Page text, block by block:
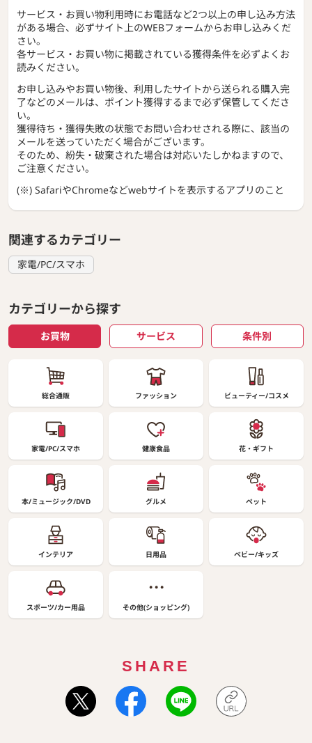
サービス・お買い物利用時にお電話など2つ以上の申し込み方法
がある場合、必ずサイト上のWEBフォームからお申し込みくだ
さい。
各サービス・お買い物に掲載されている獲得条件を必ずよくお
読みください。
お申し込みやお買い物後、利用したサイトから送られる購入完
了などのメールは、ポイント獲得するまで必ず保管してくださ
い。
獲得待ち・獲得失敗の状態でお問い合わせされる際に、該当の
メールを送っていただく場合がございます。
そのため、紛失・破棄された場合は対応いたしかねますので、
ご注意ください。
(※) SafariやChromeなどwebサイトを表示するアプリのこと
関連するカテゴリー
家電/PC/スマホ
カテゴリーから探す
お買物 サービス 条件別
総合通販 ファッション ビューティー/コスメ
家電/PC/スマホ 健康食品 花・ギフト
本/ミュージック/DVD グルメ ペット
インテリア 日用品 ベビー/キッズ
スポーツ/カー用品 その他(ショッピング)
SHARE